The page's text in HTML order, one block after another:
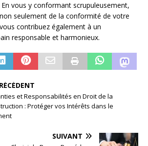
vous y conformant scrupuleusement,
seulement de la conformité de votre
contribuez également à un
responsable et harmonieux.
et Responsabilités en Droit de la
: Protéger vos Intérêts dans le
SUIVANT